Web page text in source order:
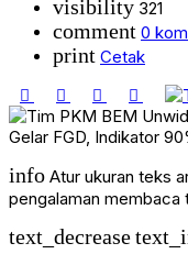
visibility 321
comment 0
print Cetak
info Atur ukuran teks
pengalaman membaca
text_decrease